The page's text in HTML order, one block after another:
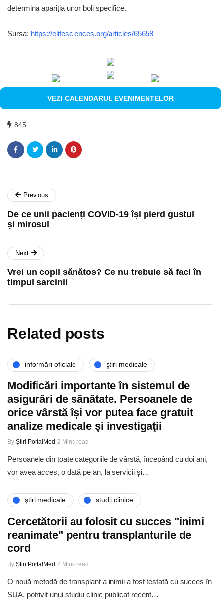
determina apariția unor boli specifice.
Sursa: https://elifesciences.org/articles/65658
VEZI CALENDARUL EVENIMENTELOR
845
Previous
De ce unii pacienți COVID-19 își pierd gustul
și mirosul
Next
Vrei un copil sănătos? Ce nu trebuie să faci în
timpul sarcinii
Related posts
informări oficiale ştiri medicale
Modificări importante în sistemul de
asigurări de sănătate. Persoanele de
orice vârstă își vor putea face gratuit
analize medicale şi investigaţii
By Știri PortalMed 2 Mins read
Persoanele din toate categoriile de vârstă, începând cu doi ani,
vor avea acces, o dată pe an, la servicii şi…
ştiri medicale studii clinice
Cercetătorii au folosit cu succes "inimi
reanimate" pentru transplanturile de
cord
By Știri PortalMed 2 Mins read
O nouă metodă de transplant a inimii a fost testată cu succes în
SUA, potrivit unui studiu clinic publicat recent…